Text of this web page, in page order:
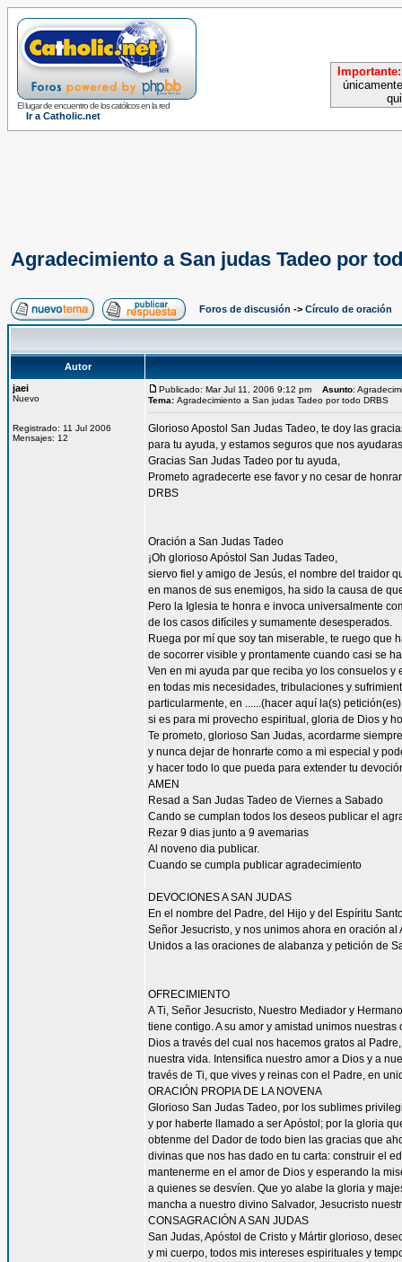
El lugar de encuentro de los católicos en la red
Ir a Catholic.net
Importante:
Agradecimiento a San judas Tadeo por
Foros de discusión -> Círculo de oración
Autor
jaei
Nuevo
Registrado: 11 Jul 2006
Mensajes: 12
Publicado: Mar Jul 11, 2006 9:12 pm Asunto:
Tema: Agradecimiento a San judas Tadeo por todo DRBS
Glorioso Apostol San Judas Tadeo, te doy las
para tu ayuda, y estamos seguros que nos
Gracias San Judas Tadeo por tu ayuda,
Prometo agradecerte ese favor y no cesar de
DRBS
Oración a San Judas Tadeo
¡Oh glorioso Apóstol San Judas Tadeo,
siervo fiel y amigo de Jesús, el nombre del traidor
en manos de sus enemigos, ha sido la causa de
Pero la Iglesia te honra e invoca universalmente
de los casos difíciles y sumamente desesperados.
Ruega por mí que soy tan miserable, te ruego que
de socorrer visible y prontamente cuando casi se
Ven en mi ayuda par que reciba yo los consuelos y
en todas mis necesidades, tribulaciones y
particularmente, en ......(hacer aquí la(s)
si es para mi provecho espiritual, gloria de Dios y
Te prometo, glorioso San Judas, acordarme
y nunca dejar de honrarte como a mi especial y
y hacer todo lo que pueda para extender tu
AMEN
Resad a San Judas Tadeo de Viernes a Sabado
Cando se cumplan todos los deseos publicar el
Rezar 9 dias junto a 9 avemarias
Al noveno dia publicar.
Cuando se cumpla publicar agradecimiento
DEVOCIONES A SAN JUDAS
En el nombre del Padre, del Hijo y del Espíritu
Señor Jesucristo, y nos unimos ahora en oración
Unidos a las oraciones de alabanza y petición de
OFRECIMIENTO
A Ti, Señor Jesucristo, Nuestro Mediador y
tiene contigo. A su amor y amistad unimos
Dios a través del cual nos hacemos gratos al
nuestra vida. Intensifica nuestro amor a Dios y a
través de Ti, que vives y reinas con el Padre, en
ORACIÓN PROPIA DE LA NOVENA
Glorioso San Judas Tadeo, por los sublimes
y por haberte llamado a ser Apóstol; por la gloria
obtenme del Dador de todo bien las gracias que
divinas que nos has dado en tu carta: construir el
mantenerme en el amor de Dios y esperando la
a quienes se desvíen. Que yo alabe la gloria y
mancha a nuestro divino Salvador, Jesucristo
CONSAGRACIÓN A SAN JUDAS
San Judas, Apóstol de Cristo y Mártir glorioso,
y mi cuerpo, todos mis intereses espirituales y